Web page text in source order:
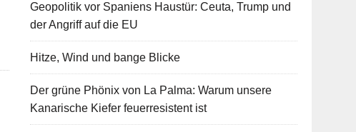
Geopolitik vor Spaniens Haustür: Ceuta, Trump und
der Angriff auf die EU
Hitze, Wind und bange Blicke
Der grüne Phönix von La Palma: Warum unsere
Kanarische Kiefer feuerresistent ist